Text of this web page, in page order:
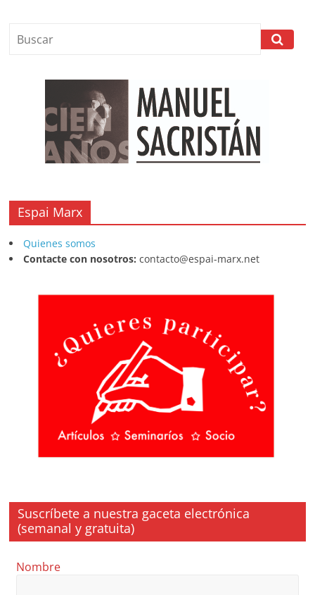
Espai Marx
Quienes somos
Contacte con nosotros: contacto@espai-marx.net
Suscríbete a nuestra gaceta electrónica
(semanal y gratuita)
Nombre